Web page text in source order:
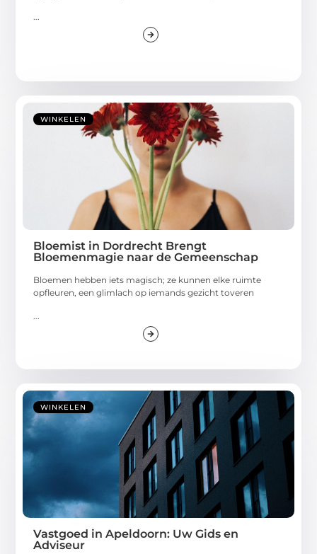
...
WINKELEN
Bloemist in Dordrecht Brengt
Bloemenmagie naar de Gemeenschap
Bloemen hebben iets magisch; ze kunnen elke ruimte
opfleuren, een glimlach op iemands gezicht toveren
WINKELEN
Vastgoed in Apeldoorn: Uw Gids en
Adviseur